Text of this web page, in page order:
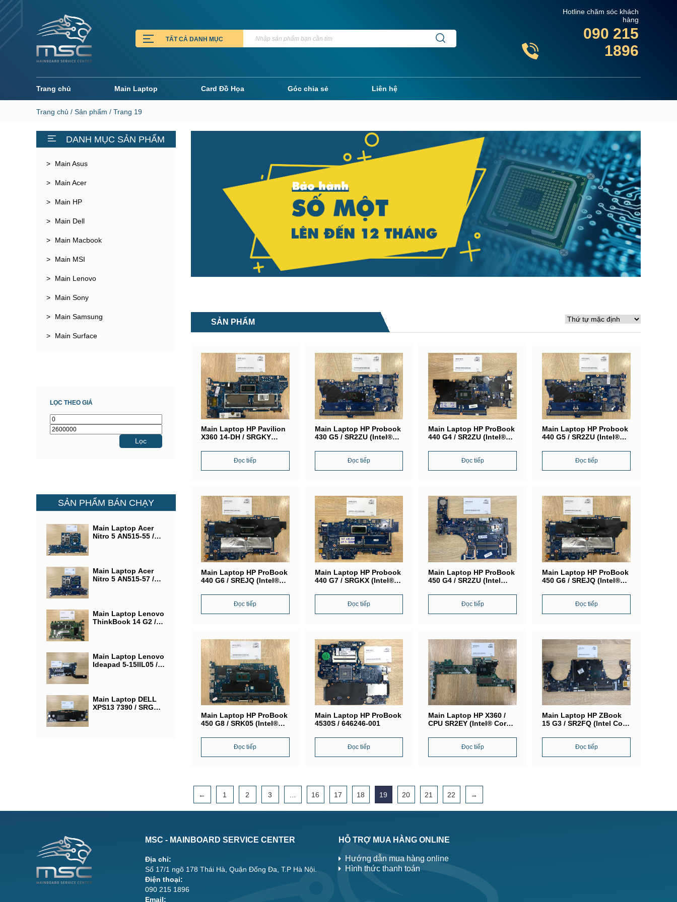
Hotline chăm sóc khách
hàng
090 215
1896
Trang chủ Main Laptop Card Đồ Họa Góc chia sẻ Liên hệ
Trang chủ / Sản phẩm / Trang 19
DANH MỤC SẢN PHẨM
Main Asus
Main Acer
Main HP
Main Dell
Main Macbook
Main MSI
Main Lenovo
Main Sony
Main Samsung
Main Surface
LỌC THEO GIÁ
Lọc
SẢN PHẨM BÁN CHẠY
Main Laptop Acer
Nitro 5 AN515-55 /
GTX 1650/ LA-J871P
Main Laptop Acer
Nitro 5 AN515-57 /
GTX 1650 / LA-L181P
Main Laptop Lenovo
ThinkBook 14 G2 /
Main Laptop Lenovo
Ideapad 5-15IIL05 /
Main Laptop DELL
XPS13 7390 / SRGKL
SẢN PHẨM
Main Laptop HP Pavilion
X360 14-DH / SRGKY
18742-1
Đọc tiếp
Main Laptop HP Probook
430 G5 / SR2ZU (Intel®
DA0X8BMB6F0
Đọc tiếp
Main Laptop HP ProBook
440 G4 / SR2ZU (Intel®
DA0X81MB6E0
Đọc tiếp
Main Laptop HP Probook
440 G5 / SR2ZU (Intel®
DA0X8BMB6F0
Đọc tiếp
Main Laptop HP ProBook
440 G6 / SREJQ (Intel®
DAX8JMB16E0
Đọc tiếp
Main Laptop HP Probook
440 G7 / SRGKX (Intel®
DA0X8LMB8D0
Đọc tiếp
Main Laptop HP ProBook
450 G4 / SR2ZU (Intel
601
Đọc tiếp
Main Laptop HP ProBook
450 G6 / SREJQ (Intel®
DAX8JMB16E0
Đọc tiếp
Main Laptop HP ProBook
450 G8 / SRK05 (Intel®
DAX8QAMB8D0
Đọc tiếp
Main Laptop HP ProBook
4530S / 646246-001
Đọc tiếp
Main Laptop HP X360 /
CPU SR2EY (Intel® Core
DAY0DDMBAE0
Đọc tiếp
Main Laptop HP ZBook
15 G3 / SR2FQ (Intel Core
Đọc tiếp
← 1 2 3 16 17 18 19 20 21 22 →
MSC - MAINBOARD SERVICE CENTER
Địa chỉ:
Số 17/1 ngõ 178 Thái Hà, Quận Đống Đa, T.P Hà Nội.
Điện thoại:
090 215 1896
Email:
HỖ TRỢ MUA HÀNG ONLINE
Hướng dẫn mua hàng online
Hình thức thanh toán